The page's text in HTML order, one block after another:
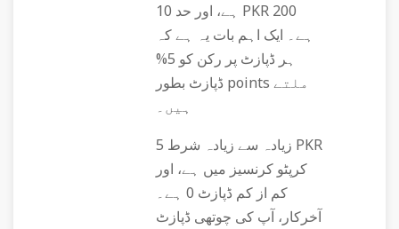
10 ہے، اور حد PKR 200
ہے۔ ایک اہم بات یہ ہے کہ
ہر ڈپازٹ پر رکن کو 5%
ڈپازٹ بطور points ملتے
ہیں۔
زیادہ سے زیادہ شرط 5 PKR
کرپٹو کرنسیز میں ہے، اور
کم از کم ڈپازٹ 0 ہے۔
آخرکار، آپ کی چوتھی ڈپازٹ